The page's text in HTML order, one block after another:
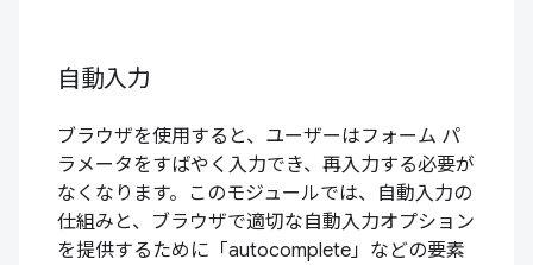
自動入力
ブラウザを使用すると、ユーザーはフォーム パ
ラメータをすばやく入力でき、再入力する必要が
なくなります。このモジュールでは、自動入力の
仕組みと、ブラウザで適切な自動入力オプション
を提供するために「autocomplete」などの要素